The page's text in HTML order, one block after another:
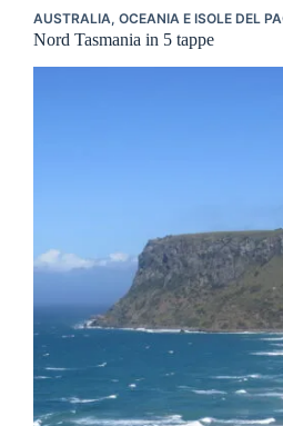
AUSTRALIA, OCEANIA E ISOLE DEL
Nord Tasmania in 5 tappe